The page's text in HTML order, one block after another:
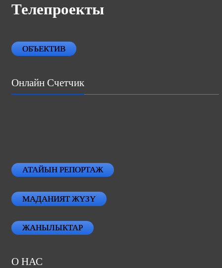
Телепроекты
ОБЪЕКТИВ
Онлайн Счетчик
АТАЙЫН РЕПОРТАЖ
МАДАНИЯТ ЖҮЗҮ
ЖАНЫЛЫКТАР
О НАС